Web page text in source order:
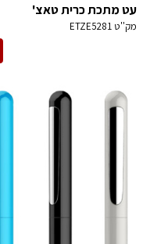
עט מתכת כרית טאצ'
מק''טETZE5281